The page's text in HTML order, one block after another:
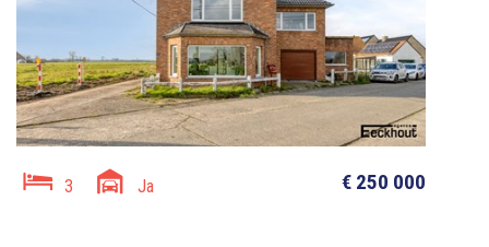
3 Ja € 250 000